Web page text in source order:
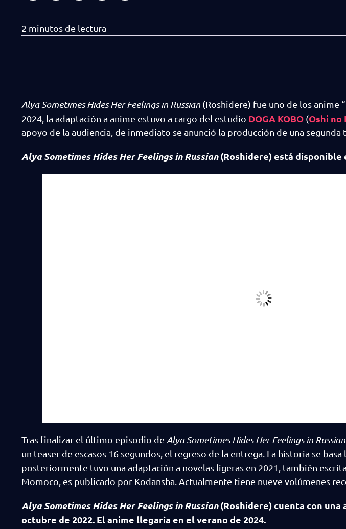
Alya Sometimes Hides Her Feelings in Russian (Roshidere) fue uno de los anime
2024, la adaptación a anime estuvo a cargo del estudio DOGA KOBO (Oshi no
apoyo de la audiencia, de inmediato se anunció la producción de una segunda
Alya Sometimes Hides Her Feelings in Russian(Roshidere) está
Tras finalizar el último episodio de Alya Sometimes Hides Her Feelings in Russian
un teaser de escasos 16 segundos, el regreso de la entrega. La historia se
posteriormente tuvo una adaptación a novelas ligeras en 2021, también
Momoco, es publicado por Kodansha. Actualmente tiene nueve volúmenes
Alya Sometimes Hides Her Feelings in Russian(Roshidere) cuenta con una
octubre de 2022. El anime llegaría en el verano de 2024.